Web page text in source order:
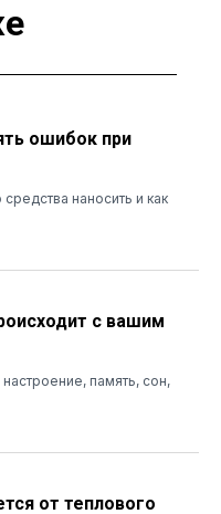
ошибок при
наносить и как
с вашим
память, сон,
от теплового